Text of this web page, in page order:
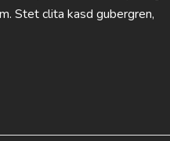
Stet clita kasd gubergren,